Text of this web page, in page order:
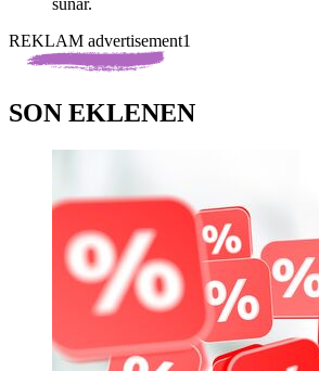
REKLAM advertisement1
SON EKLENEN